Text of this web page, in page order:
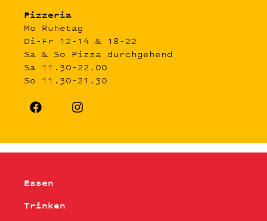
Pizzeria
Mo Ruhetag
Di-Fr 12-14 & 18-22
Sa & So Pizza durchgehend
Sa 11.30-22.00
So 11.30-21.30
Essen
Trinken